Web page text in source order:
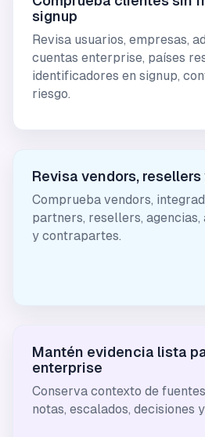
signup
Revisa usuarios, empresas,
cuentas enterprise, países
identificadores en signup,
riesgo.
Revisa vendors,
Comprueba vendors,
partners, resellers,
y contrapartes.
Mantén evidencia lista
enterprise
Conserva contexto de
notas, escalados, decisiones